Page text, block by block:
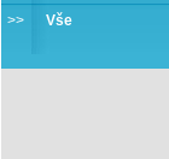
>>
Vše